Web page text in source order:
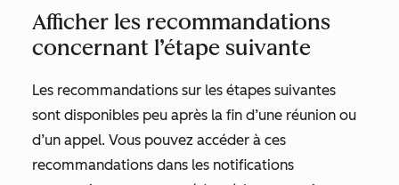
Afficher les recommandations
concernant l’étape suivante
Les recommandations sur les étapes suivantes
sont disponibles peu après la fin d’une réunion ou
d’un appel. Vous pouvez accéder à ces
recommandations dans les notifications